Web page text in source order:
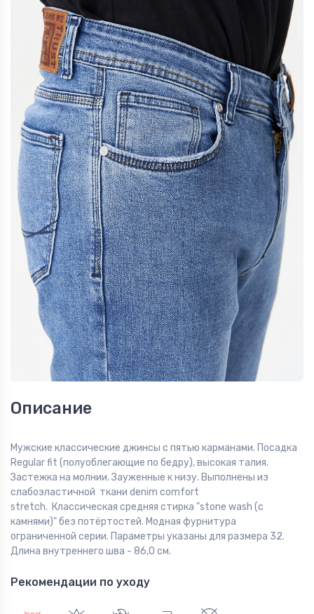
Описание
Мужские классические джинсы с пятью карманами. Посадка
Regular fit (полуоблегающие по бедру), высокая талия.
Застежка на молнии. Зауженные к низу. Выполнены из
слабоэластичной ткани denim comfort
stretch. Классическая средняя стирка "stone wash (с
камнями)" без потёртостей. Модная фурнитура
ограниченной серии. Параметры указаны для размера 32.
Длина внутреннего шва - 86,0 см.
Рекомендации по уходу